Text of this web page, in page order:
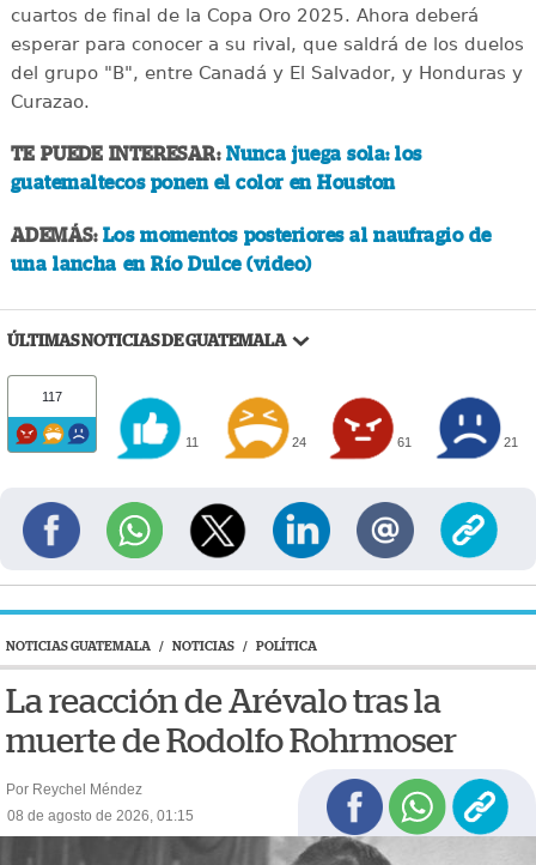
cuartos de final de la Copa Oro 2025. Ahora deberá
esperar para conocer a su rival, que saldrá de los duelos
del grupo "B", entre Canadá y El Salvador, y Honduras y
Curazao.
TE PUEDE INTERESAR:Nunca juega sola: los
guatemaltecos ponen el color en Houston
ADEMÁS: Los momentos posteriores al naufragio de
una lancha en Río Dulce (video)
ÚLTIMAS NOTICIAS DE GUATEMALA
117
11 24 61 21
NOTICIAS GUATEMALA / NOTICIAS / POLÍTICA
La reacción de Arévalo tras la
muerte de Rodolfo Rohrmoser
Por Reychel Méndez
08 de agosto de 2026, 01:15